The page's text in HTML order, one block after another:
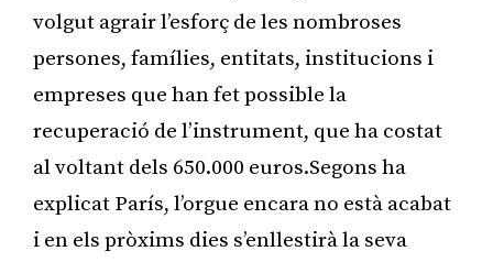
volgut agrair l’esforç de les nombroses
persones, famílies, entitats, institucions i
empreses que han fet possible la
recuperació de l’instrument, que ha costat
al voltant dels 650.000 euros.Segons ha
explicat París, l’orgue encara no està acabat
i en els pròxims dies s’enllestirà la seva